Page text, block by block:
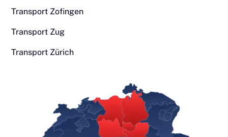
Transport Zofingen
Transport Zug
Transport Zürich